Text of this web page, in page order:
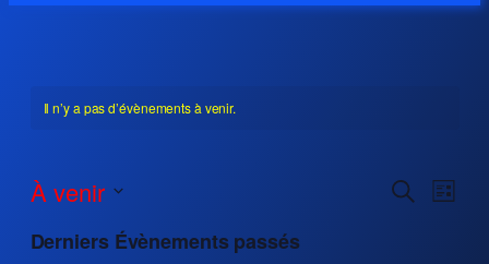
Il n’y a pas d’évènements à venir.
Recherche
de
Liste
À venir
une
Derniers Évènements passés